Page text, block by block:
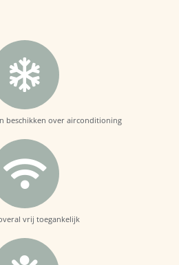
beschikken over airconditioning
vrij toegankelijk